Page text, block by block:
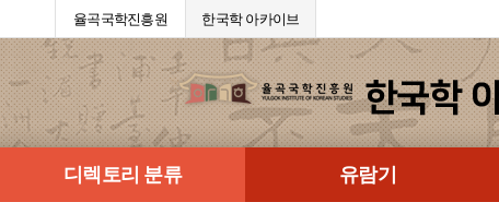
율곡국학진흥원 한국학 아카이브
디렉토리 분류 유람기